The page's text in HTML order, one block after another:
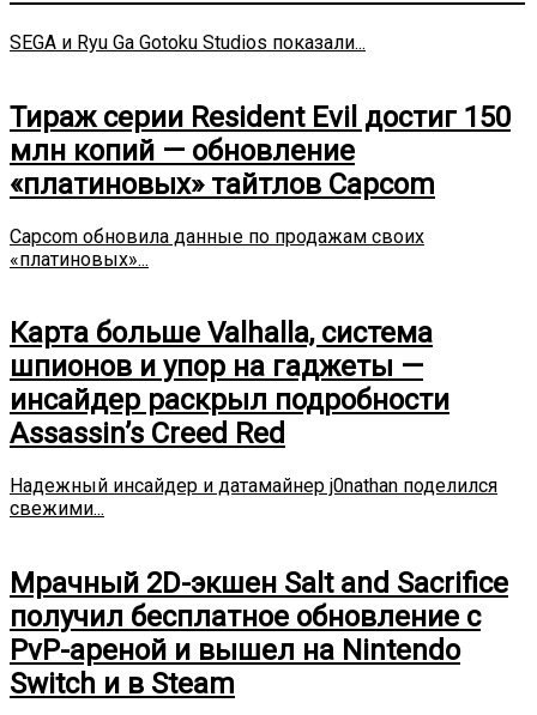
SEGA и Ryu Ga Gotoku Studios показали...
Тираж серии Resident Evil достиг 150
млн копий — обновление
«платиновых» тайтлов Capcom
Capcom обновила данные по продажам своих
«платиновых»...
Карта больше Valhalla, система
шпионов и упор на гаджеты —
инсайдер раскрыл подробности
Assassin’s Creed Red
Надежный инсайдер и датамайнер j0nathan поделился
свежими...
Мрачный 2D-экшен Salt and Sacrifice
получил бесплатное обновление с
PvP-ареной и вышел на Nintendo
Switch и в Steam